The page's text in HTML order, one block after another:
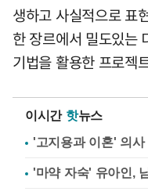
생하고 사실적으로 표
한 장르에서 밀도있는
기법을 활용한 프로젝
이시간 핫뉴스
'고지용과 이혼' 의
'마약 자숙' 유아인,